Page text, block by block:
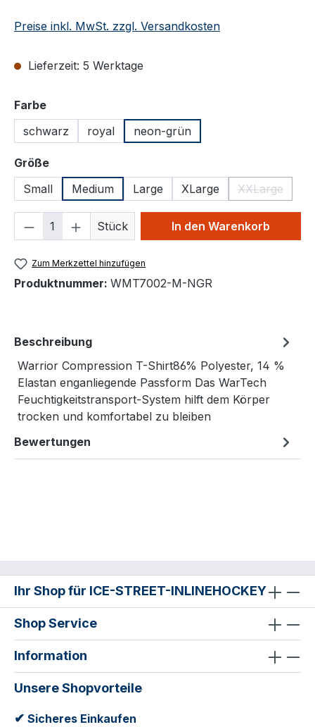
Preise inkl. MwSt. zzgl. Versandkosten
Lieferzeit: 5 Werktage
Farbeauswählen
schwarz
royal neon-grün
Größeauswählen
Small
Medium Large XLarge XXLarge
(Diese
Produkt Anzahl: Gib den
Stück In den Warenkorb
Zum Merkzettel hinzufügen
Produktnummer: WMT7002-M-NGR
Beschreibung
Warrior Compression T-Shirt86% Polyester, 14 %
Elastan enganliegende Passform Das WarTech
Feuchtigkeitstransport-System hilft dem Körper
trocken und komfortabel zu bleiben
Bewertungen
Ihr Shop für ICE-STREET-INLINEHOCKEY
Shop Service
Information
Unsere Shopvorteile
✔ Sicheres Einkaufen